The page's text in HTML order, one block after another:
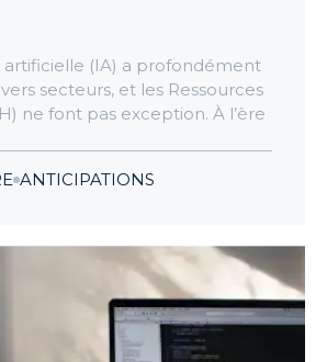
artificielle (IA) a profondément
secteurs, et les Ressources
ne font pas exception. À l’ère
ANTICIPATIONS